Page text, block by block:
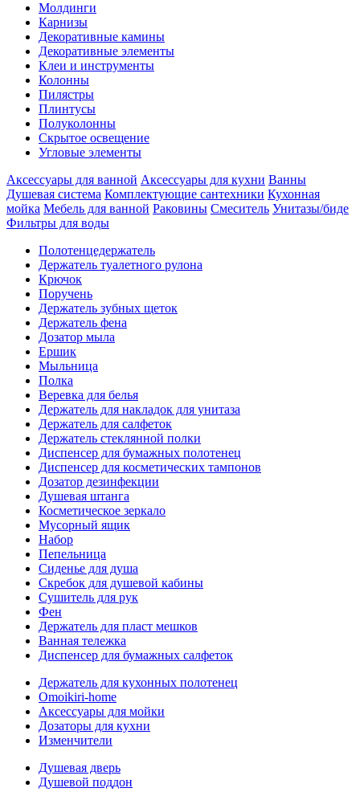
Молдинги
Карнизы
Декоративные камины
Декоративные элементы
Клеи и инструменты
Колонны
Пилястры
Плинтусы
Полуколонны
Скрытое освещение
Угловые элементы
Аксессуары для ванной Аксессуары для кухни Ванны
Душевая система Комплектующие сантехники Кухонная
мойка Мебель для ванной Раковины Смеситель Унитазы/биде
Фильтры для воды
Полотенцедержатель
Держатель туалетного рулона
Крючок
Поручень
Держатель зубных щеток
Держатель фена
Дозатор мыла
Eршик
Мыльница
Полка
Веревка для белья
Держатель для накладок для унитаза
Держатель для салфеток
Держатель стеклянной полки
Диспенсер для бумажных полотенец
Диспенсер для косметических тампонов
Дозатор дезинфекции
Душевая штанга
Косметическое зеркало
Мусорный ящик
Набор
Пепельница
Сиденье для душа
Скребок для душевой кабины
Сушитель для рук
Фен
Держатель для пласт мешков
Ванная тележка
Диспенсер для бумажных салфеток
Держатель для кухонных полотенец
Omoikiri-home
Аксессуары для мойки
Дозаторы для кухни
Изменчители
Душевая дверь
Душевой поддон